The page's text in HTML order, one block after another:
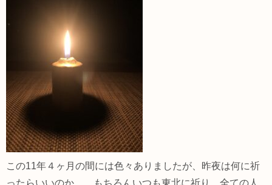
この11年４ヶ月の間には色々ありましたが、昨夜は何に祈
ったらいいのか…。もちろんいつも東北に祈り、全ての人